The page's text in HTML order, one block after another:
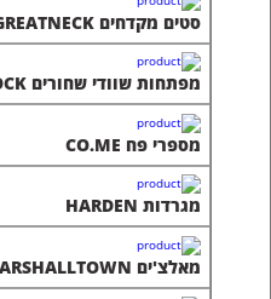
סטים מקדחים GREATNECK
מפתחות שוודי שחורים CHANNELLOCK
מספרי פח CO.ME
מגרדות HARDEN
מאלצ'ים MARSHALLTOWN